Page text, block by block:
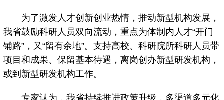
为了激发人才创新创业热情，推动新型机构发展，
我省鼓励科研人员双向流动，重点为体制内人才“开门
铺路”，又“留有余地”。支持高校、科研院所科研人员带
项目和成果、保留基本待遇，离岗创办新型研发机构，
或到新型研发机构工作。